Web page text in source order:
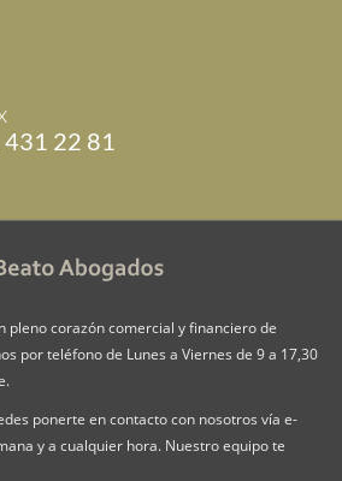
431 22 81
pleno corazón comercial y financiero de
por teléfono de Lunes a Viernes de 9 a 17,30
ponerte en contacto con nosotros vía e-
y a cualquier hora. Nuestro equipo te